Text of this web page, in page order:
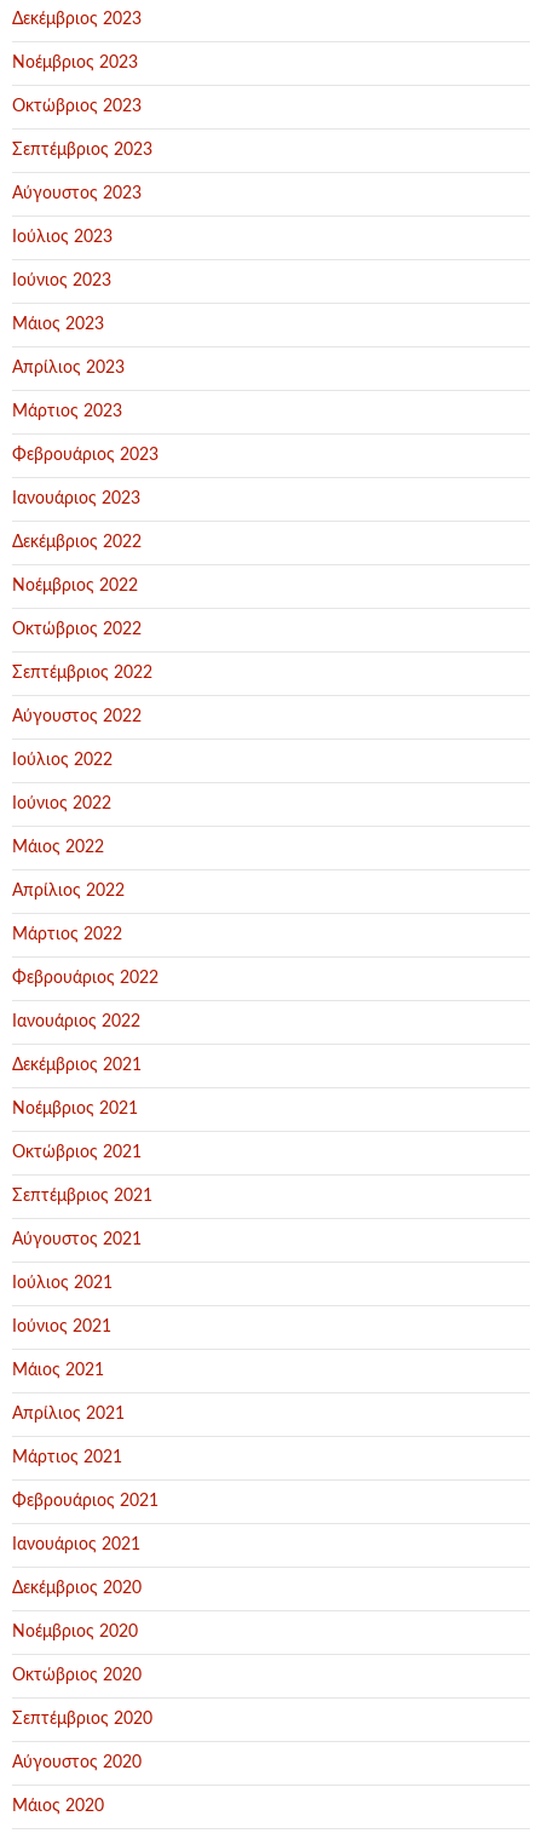
Δεκέμβριος 2023
Νοέμβριος 2023
Οκτώβριος 2023
Σεπτέμβριος 2023
Αύγουστος 2023
Ιούλιος 2023
Ιούνιος 2023
Μάιος 2023
Απρίλιος 2023
Μάρτιος 2023
Φεβρουάριος 2023
Ιανουάριος 2023
Δεκέμβριος 2022
Νοέμβριος 2022
Οκτώβριος 2022
Σεπτέμβριος 2022
Αύγουστος 2022
Ιούλιος 2022
Ιούνιος 2022
Μάιος 2022
Απρίλιος 2022
Μάρτιος 2022
Φεβρουάριος 2022
Ιανουάριος 2022
Δεκέμβριος 2021
Νοέμβριος 2021
Οκτώβριος 2021
Σεπτέμβριος 2021
Αύγουστος 2021
Ιούλιος 2021
Ιούνιος 2021
Μάιος 2021
Απρίλιος 2021
Μάρτιος 2021
Φεβρουάριος 2021
Ιανουάριος 2021
Δεκέμβριος 2020
Νοέμβριος 2020
Οκτώβριος 2020
Σεπτέμβριος 2020
Αύγουστος 2020
Μάιος 2020